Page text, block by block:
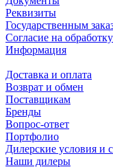
Реквизиты
Государственным
Согласие на
Информация
Доставка и оплата
Возврат и обмен
Поставщикам
Бренды
Вопрос-ответ
Портфолио
Дилерские условия и
Наши дилеры